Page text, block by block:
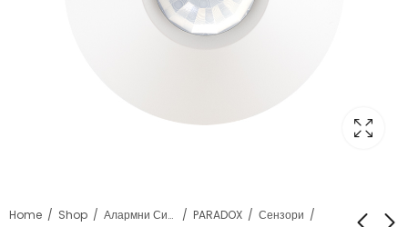
Home Shop Алармни Системи PARADOX Сензори